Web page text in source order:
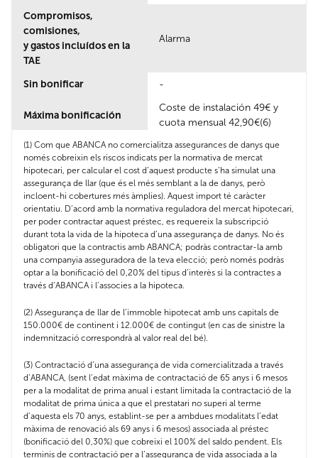
Compromisos,
comisiones,
y gastos incluídos en la
TAE
Alarma
Sin bonificar -
Máxima bonificación
Coste de instalación 49€ y
cuota mensual 42,90€(6)
(1) Com que ABANCA no comercialitza assegurances de danys que
només cobreixin els riscos indicats per la normativa de mercat
hipotecari, per calcular el cost d’aquest producte s’ha simulat una
assegurança de llar (que és el més semblant a la de danys, però
incloent-hi cobertures més àmplies). Aquest import té caràcter
orientatiu. D’acord amb la normativa reguladora del mercat hipotecari,
per poder contractar aquest préstec, es requereix la subscripció
durant tota la vida de la hipoteca d’una assegurança de danys. No és
obligatori que la contractis amb ABANCA; podràs contractar-la amb
una companyia asseguradora de la teva elecció; però només podràs
optar a la bonificació del 0,20% del tipus d’interès si la contractes a
través d’ABANCA i l’associes a la hipoteca.
(2) Assegurança de llar de l’immoble hipotecat amb uns capitals de
150.000€ de continent i 12.000€ de contingut (en cas de sinistre la
indemnització correspondrà al valor real del bé).
(3) Contractació d’una assegurança de vida comercialitzada a través
d’ABANCA, (sent l’edat màxima de contractació de 65 anys i 6 mesos
per a la modalitat de prima anual i estant limitada la contractació de la
modalitat de prima única a que el prestatari no superi al terme
d’aquesta els 70 anys, establint-se per a ambdues modalitats l’edat
màxima de renovació als 69 anys i 6 mesos) associada al préstec
(bonificació del 0,30%) que cobreixi el 100% del saldo pendent. Els
terminis de contractació per a l’assegurança de vida associada a la